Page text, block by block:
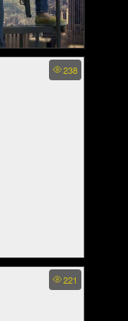
เหยื่อ (2022)
238
(2023)
221